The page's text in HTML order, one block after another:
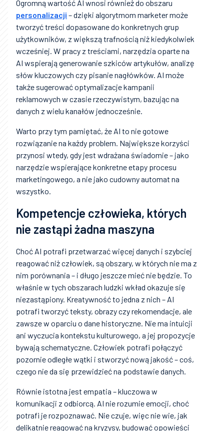
Ogromną wartość AI wnosi również do obszaru
personalizacji – dzięki algorytmom marketer może
tworzyć treści dopasowane do konkretnych grup
użytkowników, z większą trafnością niż kiedykolwiek
wcześniej. W pracy z treściami, narzędzia oparte na
AI wspierają generowanie szkiców artykułów, analizę
słów kluczowych czy pisanie nagłówków. AI może
także sugerować optymalizacje kampanii
reklamowych w czasie rzeczywistym, bazując na
danych z wielu kanałów jednocześnie.
Warto przy tym pamiętać, że AI to nie gotowe
rozwiązanie na każdy problem. Największe korzyści
przynosi wtedy, gdy jest wdrażana świadomie – jako
narzędzie wspierające konkretne etapy procesu
marketingowego, a nie jako cudowny automat na
wszystko.
Kompetencje człowieka, których
nie zastąpi żadna maszyna
Choć AI potrafi przetwarzać więcej danych i szybciej
reagować niż człowiek, są obszary, w których nie ma z
nim porównania – i długo jeszcze mieć nie będzie. To
właśnie w tych obszarach ludzki wkład okazuje się
niezastąpiony. Kreatywność to jedna z nich – AI
potrafi tworzyć teksty, obrazy czy rekomendacje, ale
zawsze w oparciu o dane historyczne. Nie ma intuicji
ani wyczucia kontekstu kulturowego, a jej propozycje
bywają schematyczne. Człowiek potrafi połączyć
pozornie odległe wątki i stworzyć nową jakość – coś,
czego nie da się przewidzieć na podstawie danych.
Równie istotna jest empatia – kluczowa w
komunikacji z odbiorcą. AI nie rozumie emocji, choć
potrafi je rozpoznawać. Nie czuje, więc nie wie, jak
delikatnie reagować na kryzysy, budować opowieści